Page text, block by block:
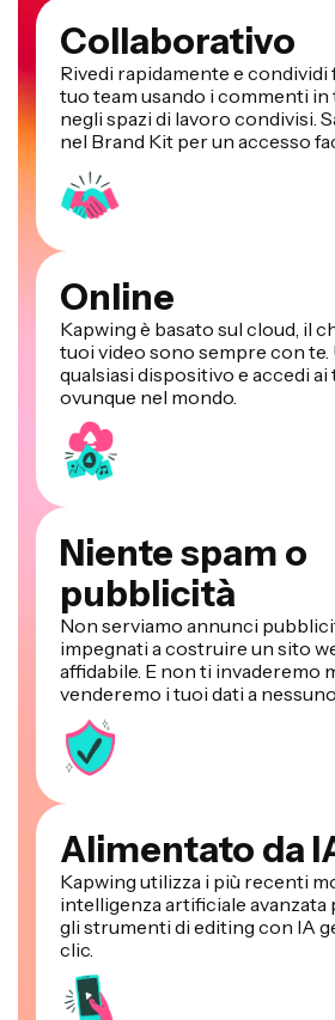
Collaborativo
Rivedi rapidamente e condividi
tuo team usando i commenti in
negli spazi di lavoro condivisi.
nel Brand Kit per un accesso
Online
Kapwing è basato sul cloud, il
tuoi video sono sempre con te.
qualsiasi dispositivo e accedi
ovunque nel mondo.
Niente spam o
pubblicità
Non serviamo annunci
impegnati a costruire un sito
affidabile. E non ti invaderemo
venderemo i tuoi dati a nessuno.
Alimentato da
Kapwing utilizza i più recenti
intelligenza artificiale avanzata
gli strumenti di editing con IA
clic.